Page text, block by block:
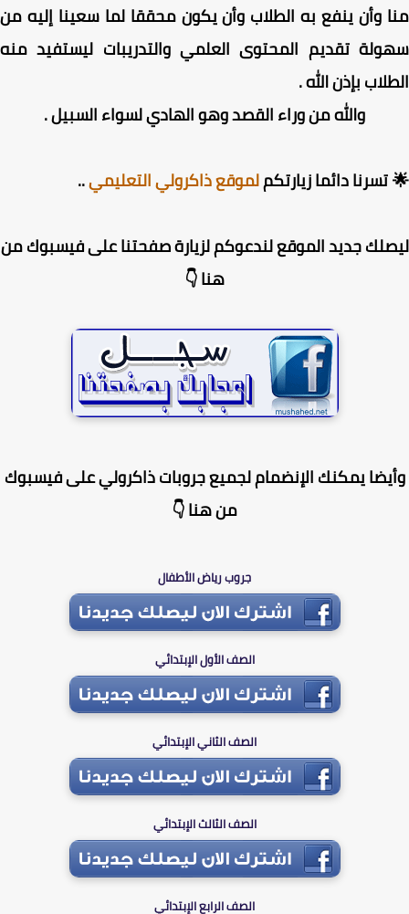
وأن ينفع به الطلاب وأن يكون محققا لما سعينا إليه من
تقديم المحتوى العلمي والتدريبات ليستفيد منه
بإذن الله .
والله من وراء القصد وهو الهادي لسواء السبيل .
تسرنا دائما زيارتكملموقع ذاكرولي التعليمي..
جديد الموقع لندعوكم لزيارة صفحتنا على فيسبوك من
هنا 👇
يمكنك الإنضمام لجميع جروبات ذاكرولي على فيسبوك
من هنا 👇
جروب رياض الأطفال
الصف الأول الإبتدائي
الصف الثاني الإبتدائي
الصف الثالث الإبتدائي
الصف الرابع الإبتدائي